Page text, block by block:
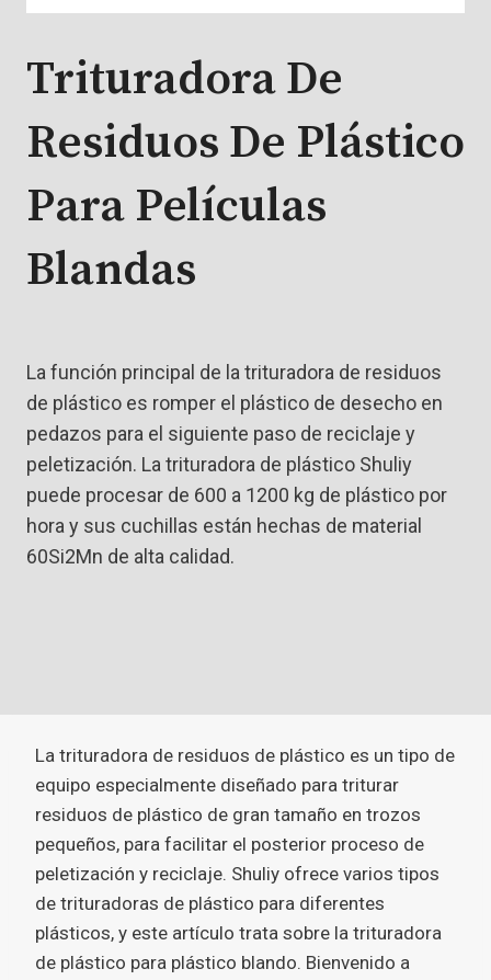
Trituradora De
Residuos De Plástico
Para Películas
Blandas
La función principal de la trituradora de residuos
de plástico es romper el plástico de desecho en
pedazos para el siguiente paso de reciclaje y
peletización. La trituradora de plástico Shuliy
puede procesar de 600 a 1200 kg de plástico por
hora y sus cuchillas están hechas de material
60Si2Mn de alta calidad.
La trituradora de residuos de plástico es un tipo de
equipo especialmente diseñado para triturar
residuos de plástico de gran tamaño en trozos
pequeños, para facilitar el posterior proceso de
peletización y reciclaje. Shuliy ofrece varios tipos
de trituradoras de plástico para diferentes
plásticos, y este artículo trata sobre la trituradora
de plástico para plástico blando. Bienvenido a